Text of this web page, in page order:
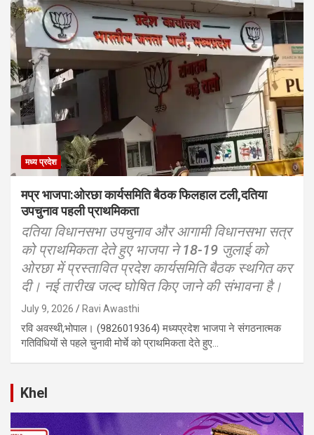
मध्य प्रदेश
मप्र भाजपा:ओरछा कार्यसमिति बैठक फिलहाल टली,दतिया
उपचुनाव पहली प्राथमिकता
दतिया विधानसभा उपचुनाव और आगामी विधानसभा सत्र
को प्राथमिकता देते हुए भाजपा ने 18-19 जुलाई को
ओरछा में प्रस्तावित प्रदेश कार्यसमिति बैठक स्थगित कर
दी। नई तारीख जल्द घोषित किए जाने की संभावना है।
July 9, 2026 Ravi Awasthi
रवि अवस्थी,भोपाल। (9826019364) मध्यप्रदेश भाजपा ने संगठनात्मक
गतिविधियों से पहले चुनावी मोर्चे को प्राथमिकता देते हुए…
Khel